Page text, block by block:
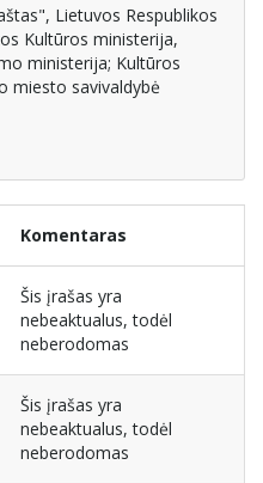
Lietuvos Respublikos
Kultūros ministerija,
ministerija; Kultūros
miesto savivaldybė
Komentaras
Šis įrašas yra
nebeaktualus, todėl
neberodomas
Šis įrašas yra
nebeaktualus, todėl
neberodomas